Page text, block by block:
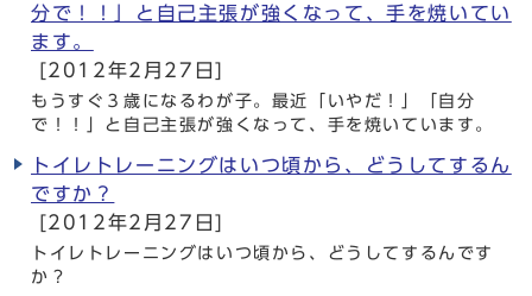
分で！！」と自己主張が強くなって、手を焼いてい
ます。
[2012年2月27日]
もうすぐ３歳になるわが子。最近「いやだ！」「自分
で！！」と自己主張が強くなって、手を焼いています。
トイレトレーニングはいつ頃から、どうしてするん
ですか？
[2012年2月27日]
トイレトレーニングはいつ頃から、どうしてするんです
か？